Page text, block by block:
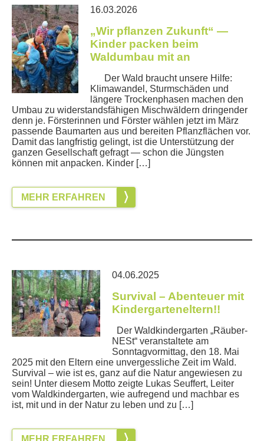
16.03.2026
„Wir pflanzen Zukunft“ —
Kinder packen beim
Waldumbau mit an
Der Wald braucht unsere Hilfe:
Klimawandel, Sturmschäden und
längere Trockenphasen machen den
Umbau zu widerstandsfähigen Mischwäldern dringender
denn je. Försterinnen und Förster wählen jetzt im März
passende Baumarten aus und bereiten Pflanzflächen vor.
Damit das langfristig gelingt, ist die Unterstützung der
ganzen Gesellschaft gefragt — schon die Jüngsten
können mit anpacken. Kinder […]
MEHR ERFAHREN
04.06.2025
Survival – Abenteuer mit
Kindergarteneltern!!
Der Waldkindergarten „Räuber-
NESt“ veranstaltete am
Sonntagvormittag, den 18. Mai
2025 mit den Eltern eine unvergessliche Zeit im Wald.
Survival – wie ist es, ganz auf die Natur angewiesen zu
sein! Unter diesem Motto zeigte Lukas Seuffert, Leiter
vom Waldkindergarten, wie aufregend und machbar es
ist, mit und in der Natur zu leben und zu […]
MEHR ERFAHREN